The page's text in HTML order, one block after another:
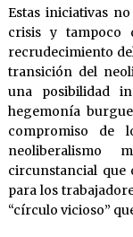
Estas iniciativas
crisis y tampoco
recrudecimiento
transición del
una posibilidad
hegemonía
compromiso de
neoliberalismo
circunstancial que
para los
“círculo vicioso”